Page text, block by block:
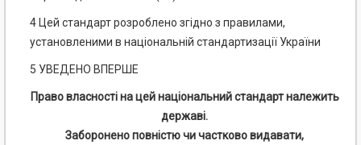
4 Цей стандарт розроблено згідно з правилами,
установленими в національній стандартизації України
5 УВЕДЕНО ВПЕРШЕ
Право власності на цей національний стандарт належить
державі.
Заборонено повністю чи частково видавати,